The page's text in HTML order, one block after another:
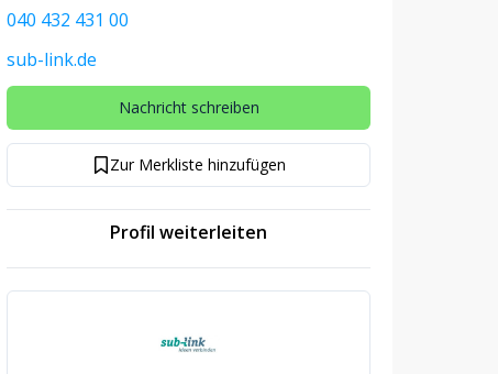
040 432 431 00
sub-link.de
Nachricht schreiben
Zur Merkliste hinzufügen
Profil weiterleiten